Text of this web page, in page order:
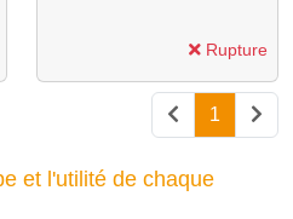
Rupture
1
et l'utilité de chaque